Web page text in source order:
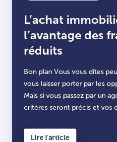
L’achat
l’avantage des
réduits
Bon plan Vous vous dites
vous laisser porter par les
Mais si vous passez par un
critères seront précis et vos
Lire l'article